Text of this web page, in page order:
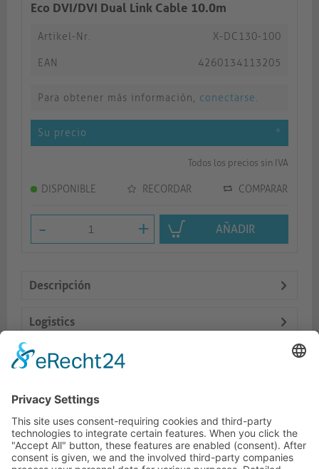
Eco DVI/DVI Dual Link Cable 10.0m
Artikel-Nr. X-DC130-100
EAN 4260134113205
Para obtener más información, conectarse.
Su precio *
Todos los precios sin IVA
DISPONIBLE RECORDAR COMPARAR
- + AÑADIR
Descripción
Logistics
Dokumente
Productos similares
LÍNEA DIRECTA DE ASISTENCIA TÉCNICA